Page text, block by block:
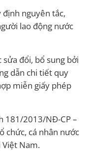
nguyên tắc,
lao động nước
đổi, bổ sung bởi
dẫn chi tiết quy
miễn giấy phép
181/2013/NĐ-CP –
chức, cá nhân nước
Việt Nam.